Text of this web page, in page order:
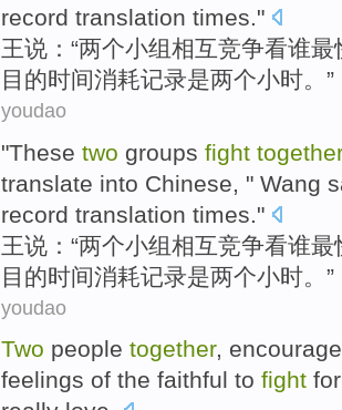
record translation times."
王说 ：“两个小组相互竞争看谁最
目 的时间消耗记录是两个小时。”
youdao
"These two groups fight
translate into Chinese, " Wang
record translation times ."
王说 ：“两个小组相互竞争看谁最
目 的时间消耗记录是两个小时。”
youdao
Two people together, encourage
feelings of the faithful to fight